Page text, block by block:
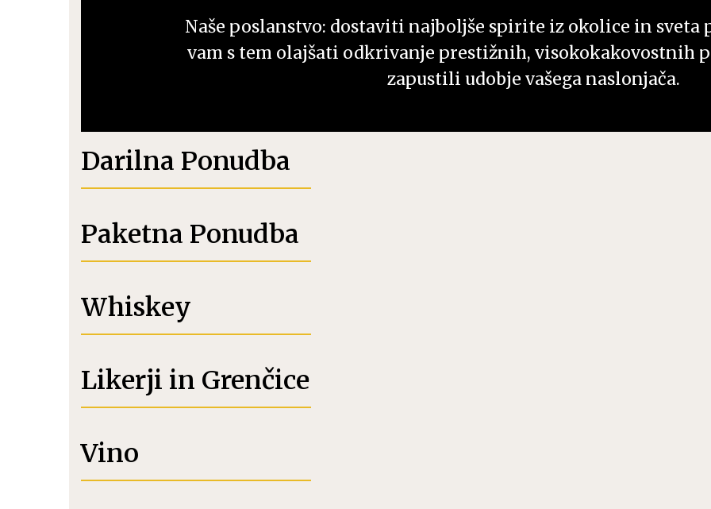
Bag in Box Koktajli
Naše poslanstvo: dostaviti najboljše spirite iz okolice in sveta
vam s tem olajšati odkrivanje prestižnih, visokokakovostnih
zapustili udobje vašega naslonjača.
Darilna Ponudba
Paketna Ponudba
Whiskey
Likerji in Grenčice
Vino